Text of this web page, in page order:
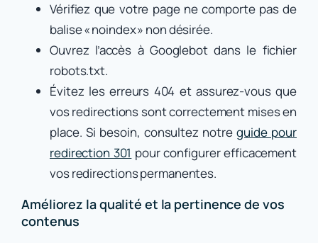
Vérifiez que votre page ne comporte pas de
balise « noindex » non désirée.
Ouvrez l’accès à Googlebot dans le fichier
robots.txt.
Évitez les erreurs 404 et assurez-vous que
vos redirections sont correctement mises en
place. Si besoin, consultez notreguide pour
redirection 301 pour configurer efficacement
vos redirections permanentes.
Améliorez la qualité et la pertinence de vos
contenus